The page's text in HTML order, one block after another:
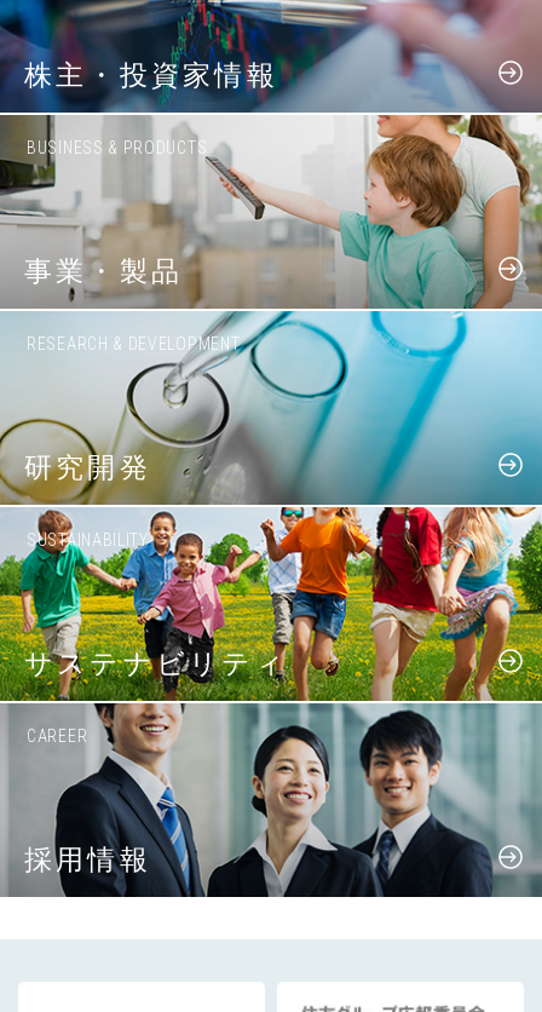
株主・投資家情報
BUSINESS & PRODUCTS
事業・製品
RESEARCH & DEVELOPMENT
研究開発
SUSTAINABILITY
サステナビリティ
CAREER
採用情報